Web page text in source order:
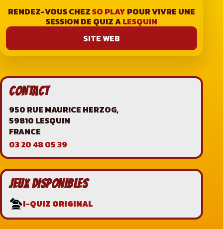
RENDEZ-VOUS CHEZSO PLAY POUR VIVRE UNE
SESSION DE QUIZ ALESQUIN
SITE WEB
CONTACT
950 RUE MAURICE HERZOG,
59810 LESQUIN
FRANCE
03 20 48 05 39
JEUX DISPONIBLES
I-QUIZ ORIGINAL